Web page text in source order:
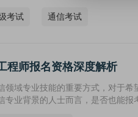
考试 通信考试
程师报名资格深度解析
领域专业技能的重要方式，对于
业背景的人士而言，是否也能报